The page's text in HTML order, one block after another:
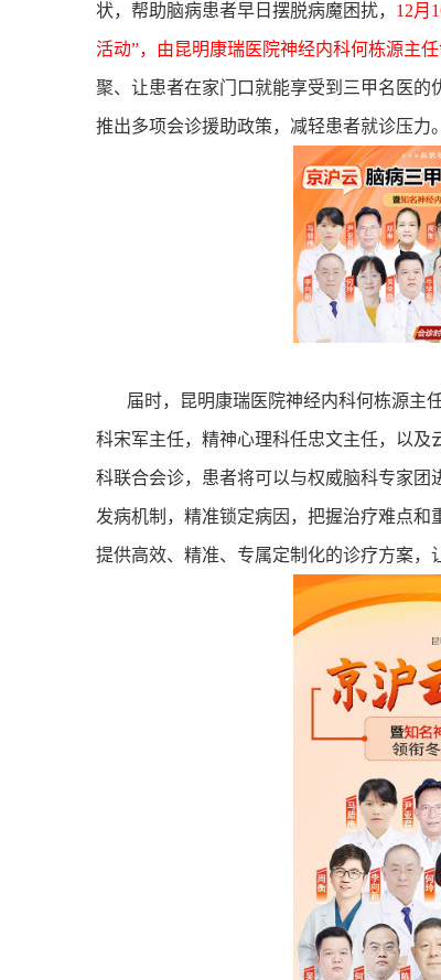
状，帮助脑病患者早日摆脱病魔困扰， 12月
活动”，由昆明康瑞医院神经内科何栋源主
聚、让患者在家门口就能享受到三甲名医
推出多项会诊援助政策，减轻患者就诊压力。
届时，昆明康瑞医院神经内科何栋源主
科宋军主任，精神心理科任忠文主任，以
科联合会诊，患者将可以与权威脑科专家
发病机制，精准锁定病因，把握治疗难点
提供高效、精准、专属定制化的诊疗方案，